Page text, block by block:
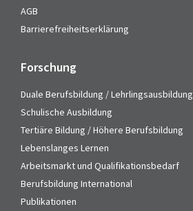
AGB
Barrierefreiheitserklärung
Forschung
Duale Berufsbildung / Lehrlingsausbildung
Schulische Ausbildung
Tertiäre Bildung / Höhere Berufsbildung
Lebenslanges Lernen
Arbeitsmarkt und Qualifikationsbedarf
Berufsbildung International
Publikationen